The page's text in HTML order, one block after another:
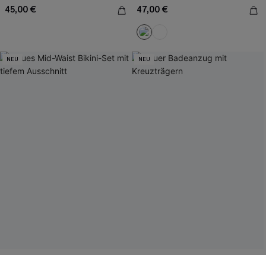
45,00 € 47,00 €
NEU NEU